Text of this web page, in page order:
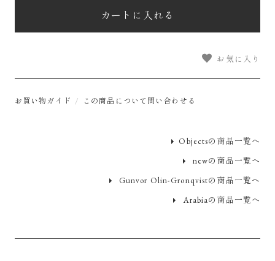
お気に入り
カートに入れる
お買い物ガイド この商品について問い合わせる
Objectsの商品一覧へ
newの商品一覧へ
Gunvor Olin-Gronqvistの商品一覧へ
Arabiaの商品一覧へ